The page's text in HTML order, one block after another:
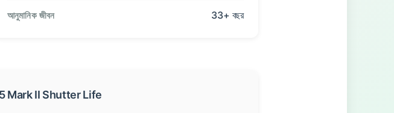
আনুমানিক জীবন 33+ বছর
Mark II Shutter Life